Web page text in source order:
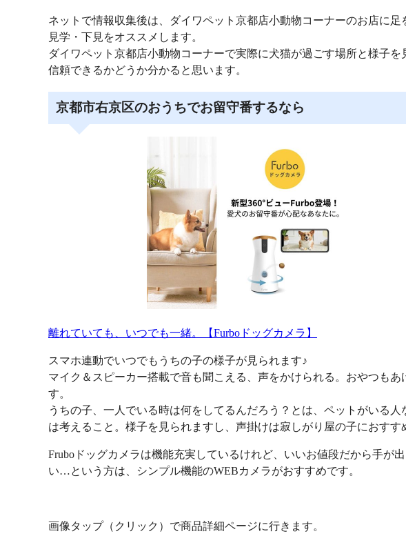
ネットで情報収集後は、ダイワペット京都店小動物コーナーのお店に足
見学・下見をオススメします。
ダイワペット京都店小動物コーナーで実際に犬猫が過ごす場所と様子を
信頼できるかどうか分かると思います。
京都市右京区のおうちでお留守番するなら
離れていても、いつでも一緒。【Furboドッグカメラ】
スマホ連動でいつでもうちの子の様子が見られます♪
マイク＆スピーカー搭載で音も聞こえる、声をかけられる。おやつもあ
す。
うちの子、一人でいる時は何をしてるんだろう？とは、ペットがいる人
は考えること。様子を見られますし、声掛けは寂しがり屋の子におすす
Fruboドッグカメラは機能充実しているけれど、いいお値段だから手が
い…という方は、シンプル機能のWEBカメラがおすすめです。
画像タップ（クリック）で商品詳細ページに行きます。